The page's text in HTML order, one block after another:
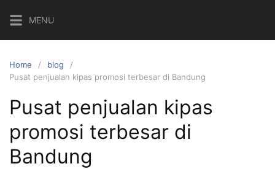
content
MENU
Home
blog
Pusat penjualan kipas promosi terbesar di Bandung
Pusat penjualan kipas
promosi terbesar di
Bandung